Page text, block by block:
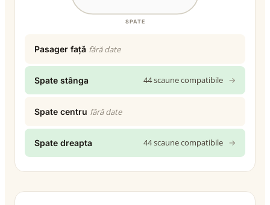
SPATE
Pasager față fără date
Spate stânga 44 scaune compatibile →
Spate centru fără date
Spate dreapta 44 scaune compatibile →